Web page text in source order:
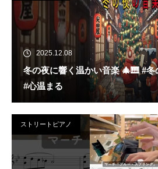
2025.12.08
冬の夜に響く温かい音楽 🎄🎹 #冬
#心温まる
ストリートピアノ